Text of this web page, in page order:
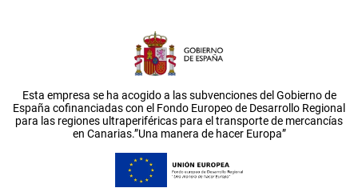
Esta empresa se ha acogido a las subvenciones del Gobierno de
España cofinanciadas con el Fondo Europeo de Desarrollo Regional
para las regiones ultraperiféricas para el transporte de mercancías
en Canarias.”Una manera de hacer Europa”